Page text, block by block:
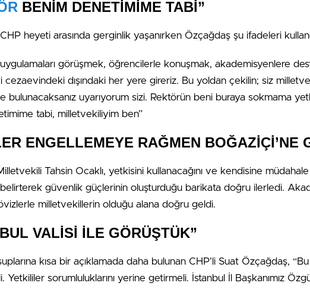
BENİM DENETİMİME TABİ”
heyeti arasında gerginlik yaşanırken Özçağdaş şu ifadeleri
uygulamaları görüşmek, öğrencilerle konuşmak, akademisyenlere
cezaevindeki dışındaki her yere gireriz. Bu yoldan çekilin; siz
bulunacaksanız uyarıyorum sizi. Rektörün beni buraya sokmama
tabi, milletvekiliyim ben”
ENGELLEMEYE RAĞMEN BOĞAZİÇİ’NE
Tahsin Ocaklı, yetkisini kullanacağını ve kendisine
güvenlik güçlerinin oluşturduğu barikata doğru ilerledi.
milletvekillerin olduğu alana doğru geldi.
VALİSİ İLE GÖRÜŞTÜK”
kısa bir açıklamada daha bulunan CHP’li Suat Özçağdaş, “Bu
Yetkililer sorumluluklarını yerine getirmeli. İstanbul İl Başkanımız